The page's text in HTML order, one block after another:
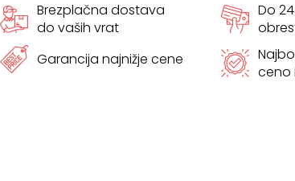
Brezplačna dostava
do vaših vrat
Do
Garancija najnižje cene
ceno